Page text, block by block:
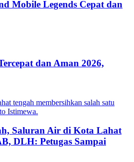
Mobile Legends Cepat dan
dan Aman 2026,
Saluran Air di Kota Lahat
DLH: Petugas Sampai